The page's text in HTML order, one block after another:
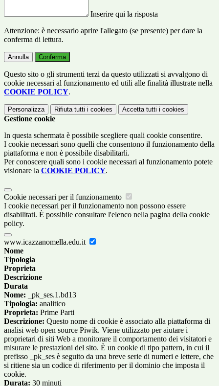
Inserire qui la risposta
Attenzione: è necessario aprire l'allegato (se presente) per dare la
conferma di lettura.
Annulla Conferma
Questo sito o gli strumenti terzi da questo utilizzati si avvalgono di
cookie necessari al funzionamento ed utili alle finalità illustrate nella
COOKIE POLICY.
Personalizza Rifiuta tutti i cookies Accetta tutti i cookies
Gestione cookie
In questa schermata è possibile scegliere quali cookie consentire.
I cookie necessari sono quelli che consentono il funzionamento della
piattaforma e non è possibile disabilitarli.
Per conoscere quali sono i cookie necessari al funzionamento potete
visionare la COOKIE POLICY.
Cookie necessari per il funzionamento
I cookie necessari per il funzionamento non possono essere
disabilitati. È possibile consultare l'elenco nella pagina della cookie
policy.
www.icazzanomella.edu.it
Nome
Tipologia
Proprieta
Descrizione
Durata
Nome: _pk_ses.1.bd13
Tipologia: analitico
Proprieta: Prime Parti
Descrizione: Questo nome di cookie è associato alla piattaforma di
analisi web open source Piwik. Viene utilizzato per aiutare i
proprietari di siti Web a monitorare il comportamento dei visitatori e
misurare le prestazioni del sito. È un cookie di tipo pattern, in cui il
prefisso _pk_ses è seguito da una breve serie di numeri e lettere, che
si ritiene sia un codice di riferimento per il dominio che imposta il
cookie.
Durata: 30 minuti